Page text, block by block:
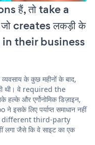
हैं, तो take a
जो creates लकड़ी के
in their business
के कुछ महीनों के बाद,
थी। वे required the
और एर्गोनोमिक डिज़ाइन,
इसके लिए पर्याप्त समाधान नहीं
different third-party
लगा जैसे कि वे साइट का एक